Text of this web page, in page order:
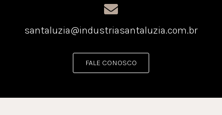
santaluzia@industriasantaluzia.com.br
FALE CONOSCO